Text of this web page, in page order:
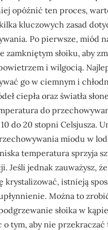
opóźnić ten proces,
kluczowych zasad
Po pierwsze, miód
zamkniętym słoiku, aby
i wilgocią.
go w ciemnym i
ciepła oraz światła
do
do 20 stopni Celsjusza.
miodu w
temperatura sprzyja
Jeśli jednak zauważysz,
krystalizować, istnieją
Można to
słoika w
o tym, aby nie